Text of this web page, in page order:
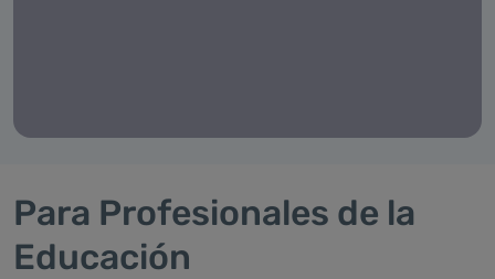
Para Profesionales de la
Educación